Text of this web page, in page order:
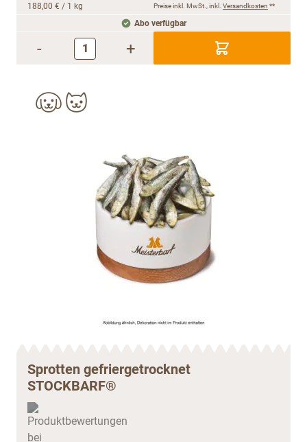
188,00 € / 1 kg Preise inkl. MwSt., inkl. Versandkosten **
Abo verfügbar
- +
Sprotten gefriergetrocknet
STOCKBARF®